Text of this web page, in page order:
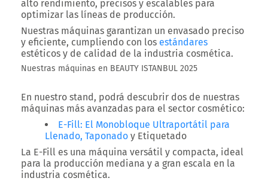
alto rendimiento, precisos y escalables para
optimizar las líneas de producción.
Nuestras máquinas garantizan un envasado preciso
y eficiente, cumpliendo con los estándares
estéticos y de calidad de la industria cosmética.
Nuestras máquinas en BEAUTY ISTANBUL 2025
En nuestro stand, podrá descubrir dos de nuestras
máquinas más avanzadas para el sector cosmético:
E-Fill: El Monobloque Ultraportátil para
Llenado, Taponado y Etiquetado
La E-Fill es una máquina versátil y compacta, ideal
para la producción mediana y a gran escala en la
industria cosmética.